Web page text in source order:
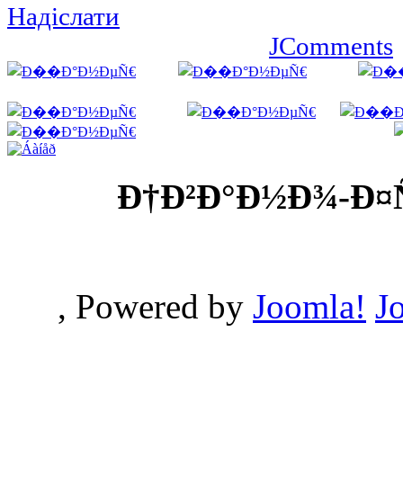
Надіслати
JComments
Ð†Ð²Ð°Ð½Ð¾-
, Powered by Joomla!